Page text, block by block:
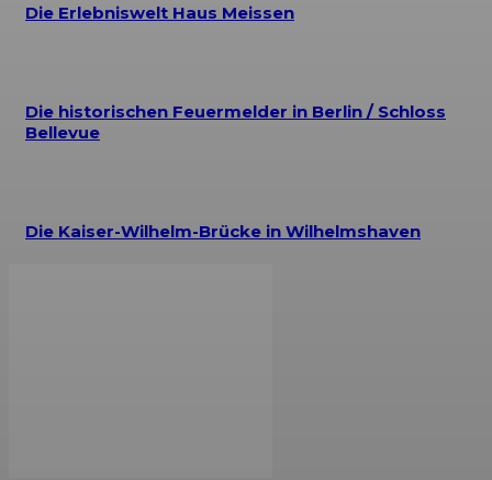
Die Erlebniswelt Haus Meissen
Die historischen Feuermelder in Berlin / Schloss
Bellevue
Die Kaiser-Wilhelm-Brücke in Wilhelmshaven